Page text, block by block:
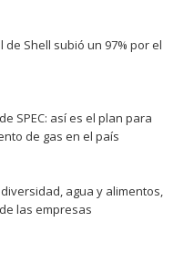
Shell subió un 97% por el
SPEC: así es el plan para
de gas en el país
agua y alimentos,
las empresas